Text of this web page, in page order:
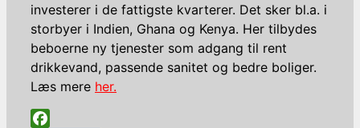
investerer i de fattigste kvarterer. Det sker bl.a. i
storbyer i Indien, Ghana og Kenya. Her tilbydes
beboerne ny tjenester som adgang til rent
drikkevand, passende sanitet og bedre boliger.
Læs mere her.